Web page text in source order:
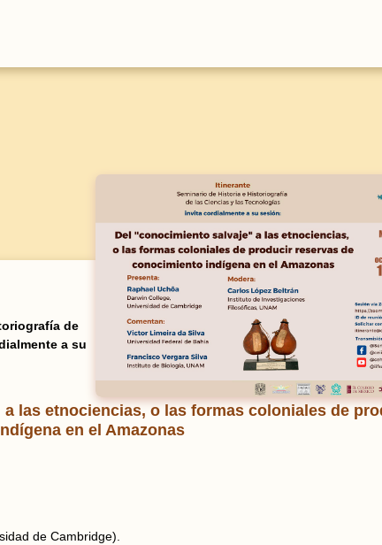
de
a su
las etnociencias, o las formas coloniales de
en el Amazonas
de Cambridge).